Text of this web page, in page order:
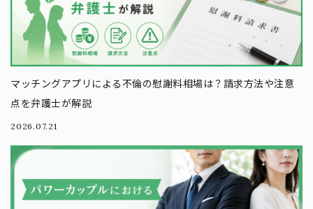
マッチングアプリによる不倫の慰謝料相場は？請求方法や注意
点を弁護士が解説
2026.07.21